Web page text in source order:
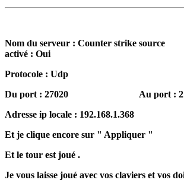
Nom du serveur : Counter strike
activé : Oui
Protocole : Udp
Du port : 27020 Au port :
Adresse ip locale : 192.168.1.368
Et je clique encore sur " Appliquer "
Et le tour est joué .
Je vous laisse joué avec vos claviers et vos